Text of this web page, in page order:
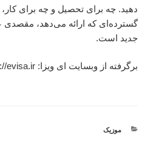
دهید. چه برای تحصیل و چه برای
گسترده‌ای که ارائه می‌دهد،
جدید است.
برگرفته از وبسایت ای ویزا: https://evisa.ir/
دسته‌ها
موزیک